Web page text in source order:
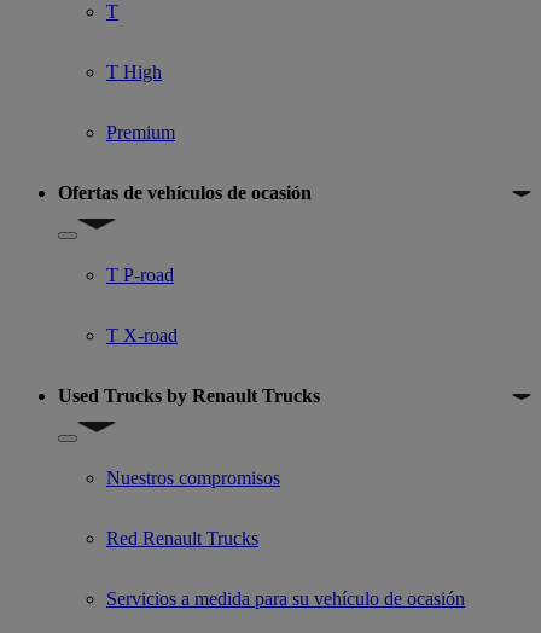
T
T High
Premium
Ofertas de vehículos de ocasión
Show submenu for Ofertas de vehículos de ocasión
T P-road
T X-road
Used Trucks by Renault Trucks
Show submenu for Used Trucks by Renault Trucks
Nuestros compromisos
Red Renault Trucks
Servicios a medida para su vehículo de ocasión